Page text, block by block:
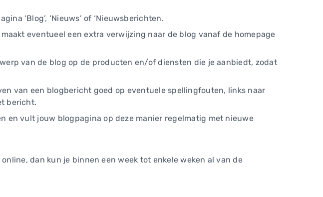
‘Blog’, ‘Nieuws’ of ‘Nieuwsberichten.
eventueel een extra verwijzing naar de blog vanaf de homepage
van de blog op de producten en/of diensten die je aanbiedt, zodat
van een blogbericht goed op eventuele spellingfouten, links naar
bericht.
en vult jouw blogpagina op deze manier regelmatig met nieuwe
dan kun je binnen een week tot enkele weken al van de